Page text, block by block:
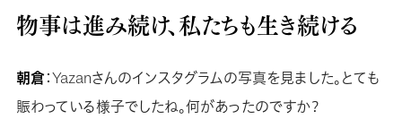
物事は進み続け、私たちも生き続ける
朝倉：Yazanさんのインスタグラムの写真を見ました。とても
賑わっている様子でしたね。何があったのですか？